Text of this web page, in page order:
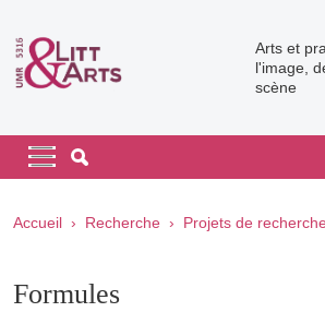
Arts et
l'image,
scène
Navigation principale
Navigation principale
Fil d'Ariane
Accueil Recherche Projets de
Formules